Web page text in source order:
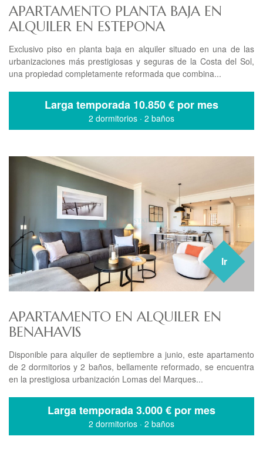
APARTAMENTO PLANTA BAJA EN
ALQUILER EN ESTEPONA
Exclusivo piso en planta baja en alquiler situado en una de las
urbanizaciones más prestigiosas y seguras de la Costa del Sol,
una propiedad completamente reformada que combina...
Larga temporada 10.850 € por mes
2 dormitorios · 2 baños
Ir
APARTAMENTO EN ALQUILER EN
BENAHAVIS
Disponible para alquiler de septiembre a junio, este apartamento
de 2 dormitorios y 2 baños, bellamente reformado, se encuentra
en la prestigiosa urbanización Lomas del Marques...
Larga temporada3.000 € por mes
2 dormitorios · 2 baños